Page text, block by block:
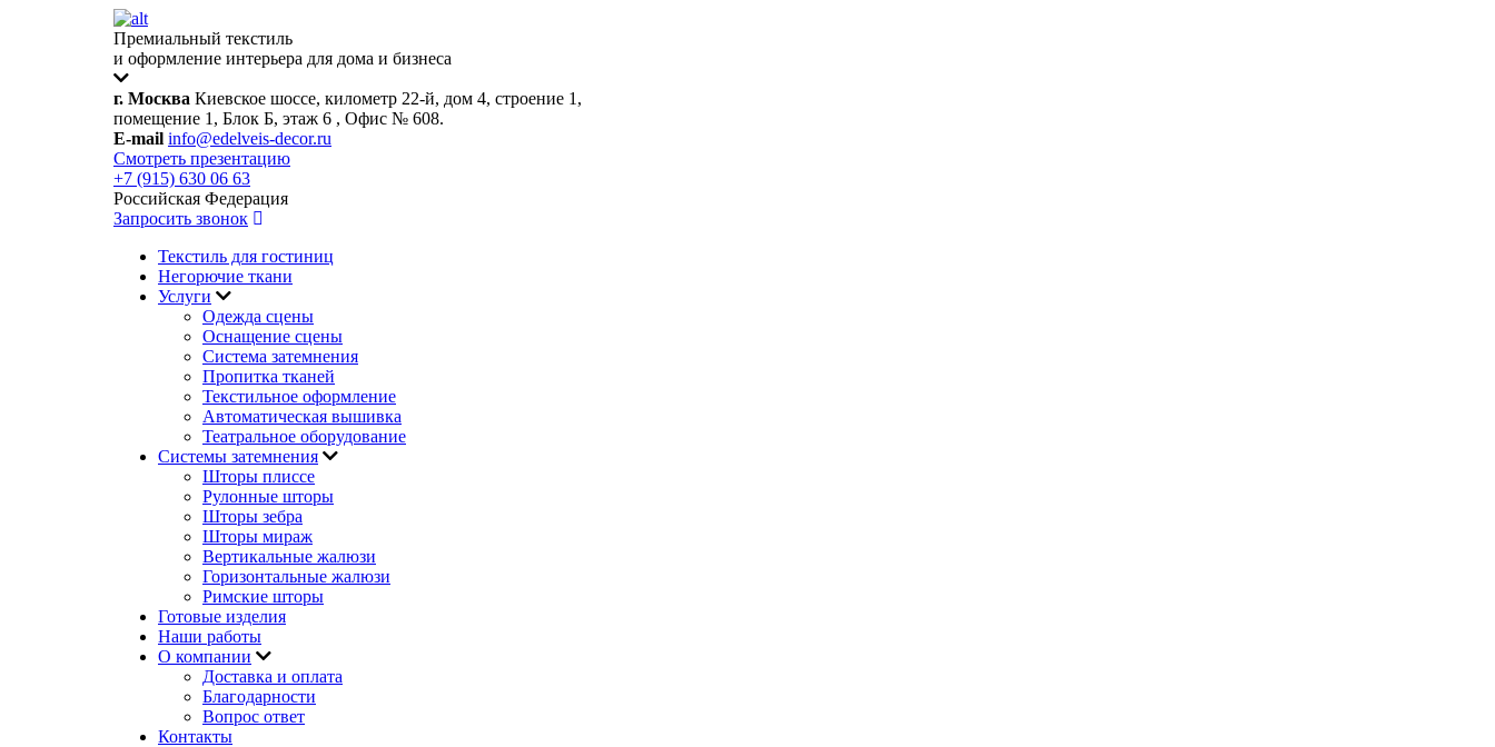
Премиальный текстиль
и оформление интерьера для дома и бизнеса
г. Москва Киевское шоссе, километр 22-й, дом 4, строение 1,
помещение 1, Блок Б, этаж 6 , Офис № 608.
E-mail info@edelveis-decor.ru
Смотреть презентацию
+7 (915) 630 06 63
Российская Федерация
Запросить звонок
Текстиль для гостиниц
Негорючие ткани
Услуги
Одежда сцены
Оснащение сцены
Система затемнения
Пропитка тканей
Текстильное оформление
Автоматическая вышивка
Театральное оборудование
Системы затемнения
Шторы плиссе
Рулонные шторы
Шторы зебра
Шторы мираж
Вертикальные жалюзи
Горизонтальные жалюзи
Римские шторы
Готовые изделия
Наши работы
О компании
Доставка и оплата
Благодарности
Вопрос ответ
Контакты